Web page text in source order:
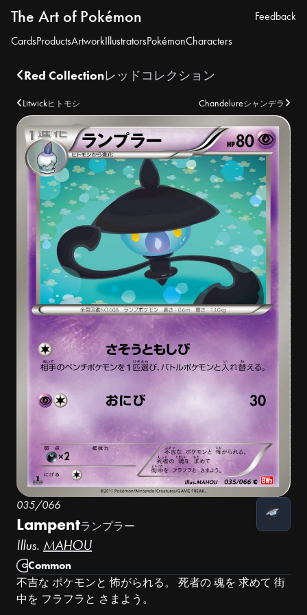
The Art of Pokémon
CardsProductsArtworkIllustratorsPokémonCharacters
Feedback
Red Collectionレッドコレクション
Litwickヒトモシ Chandelureシャンデラ
035/066
Lampentランプラー
Illus. MAHOU
Common
不吉な ポケモンと 怖がられる。 死者の 魂を 求めて 街
中を フラフラと さまよう。